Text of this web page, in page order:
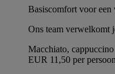
Basiscomfort voor
Ons team verwelkomt
Macchiato,
EUR 11,50 per persoon